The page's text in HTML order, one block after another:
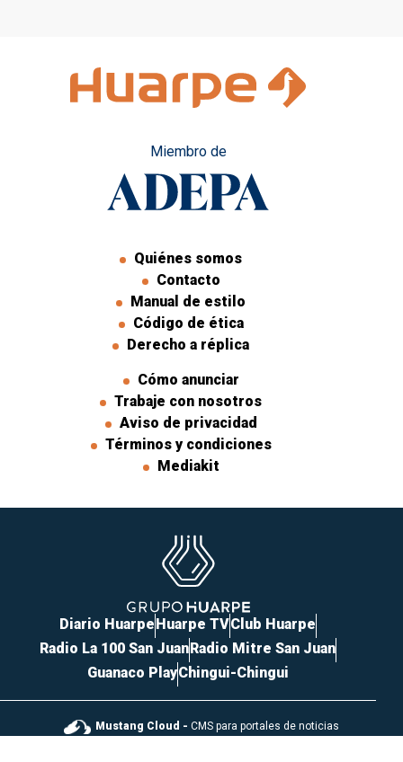
Miembro de
Quiénes somos
Contacto
Manual de estilo
Código de ética
Derecho a réplica
Cómo anunciar
Trabaje con nosotros
Aviso de privacidad
Términos y condiciones
Mediakit
Diario Huarpe Huarpe TVClub Huarpe
Radio La 100 San Juan Radio Mitre San Juan
Guanaco PlayChingui-Chingui
Mustang Cloud - CMS para portales de noticias